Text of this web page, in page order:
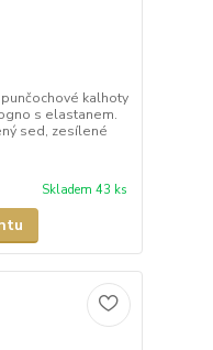
kalhoty
s elastanem.
sed, zesílené
Skladem 43 ks